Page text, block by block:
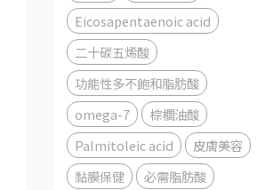
Eicosapentaenoic acid
二十碳五烯酸
功能性多不飽和脂肪酸
omega-7
棕櫚油酸
Palmitoleic acid
皮膚美容
黏膜保健
必需脂肪酸